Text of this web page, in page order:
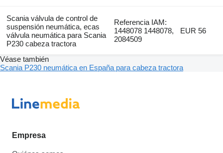
Scania válvula de control de
suspensión neumática, ecas
válvula neumática para Scania
P230 cabeza tractora
Referencia IAM:
1448078 1448078,
2084509
EUR 56
Véase también
Scania P230 neumática en España para cabeza tractora
Empresa